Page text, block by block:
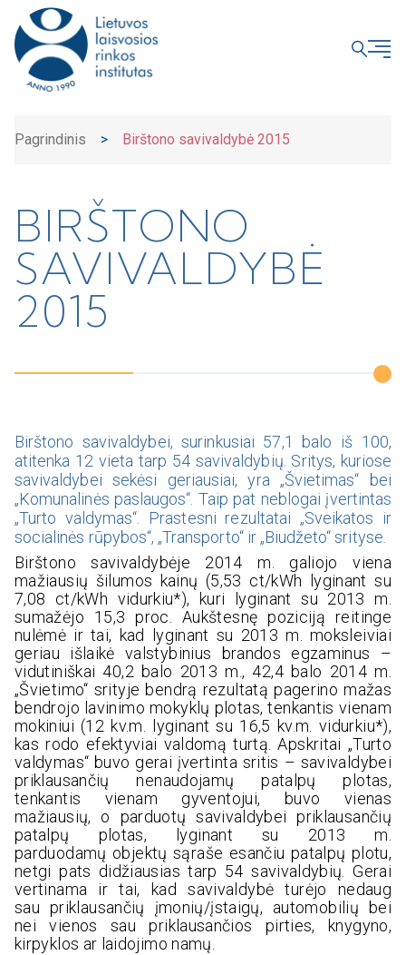
Pagrindinis > Birštono savivaldybė 2015
BIRŠTONO
SAVIVALDYBĖ
2015
Birštono savivaldybei, surinkusiai 57,1 balo iš 100,
atitenka 12 vieta tarp 54 savivaldybių. Sritys, kuriose
savivaldybei sekėsi geriausiai, yra „Švietimas“ bei
„Komunalinės paslaugos“. Taip pat neblogai įvertintas
„Turto valdymas“. Prastesni rezultatai „Sveikatos ir
socialinės rūpybos“, „Transporto“ ir „Biudžeto“ srityse.
Birštono savivaldybėje 2014 m. galiojo viena
mažiausių šilumos kainų (5,53 ct/kWh lyginant su
7,08 ct/kWh vidurkiu*), kuri lyginant su 2013 m.
sumažėjo 15,3 proc. Aukštesnę poziciją reitinge
nulėmė ir tai, kad lyginant su 2013 m. moksleiviai
geriau išlaikė valstybinius brandos egzaminus –
vidutiniškai 40,2 balo 2013 m., 42,4 balo 2014 m.
„Švietimo“ srityje bendrą rezultatą pagerino mažas
bendrojo lavinimo mokyklų plotas, tenkantis vienam
mokiniui (12 kv.m. lyginant su 16,5 kv.m. vidurkiu*),
kas rodo efektyviai valdomą turtą. Apskritai „Turto
valdymas“ buvo gerai įvertinta sritis – savivaldybei
priklausančių nenaudojamų patalpų plotas,
tenkantis vienam gyventojui, buvo vienas
mažiausių, o parduotų savivaldybei priklausančių
patalpų plotas, lyginant su 2013 m.
parduodamų objektų sąraše esančiu patalpų plotu,
netgi pats didžiausias tarp 54 savivaldybių. Gerai
vertinama ir tai, kad savivaldybė turėjo nedaug
sau priklausančių įmonių/įstaigų, automobilių bei
nei vienos sau priklausančios pirties, knygyno,
kirpyklos ar laidojimo namų.
UŽDARYTI